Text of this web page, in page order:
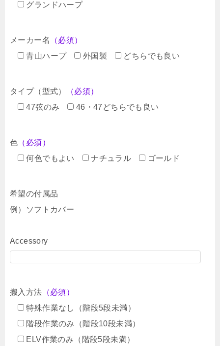
グランドハープ
メーカー名
（必須）
青山ハープ
外国製 どちらでも良い
タイプ（型式）
（必須）
47弦のみ
46・47どちらでも良い
色 （必須）
何色でもよい
ナチュラル ゴールド
希望の付属品
例）ソフトカバー
Accessory
搬入方法 （必須）
特殊作業なし（階段5段未満）
階段作業のみ（階段10段未満）
ELV作業のみ（階段5段未満）